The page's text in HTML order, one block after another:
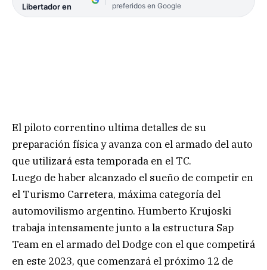
Libertador en
preferidos en Google
El piloto correntino ultima detalles de su
preparación física y avanza con el armado del auto
que utilizará esta temporada en el TC.
Luego de haber alcanzado el sueño de competir en
el Turismo Carretera, máxima categoría del
automovilismo argentino. Humberto Krujoski
trabaja intensamente junto a la estructura Sap
Team en el armado del Dodge con el que competirá
en este 2023, que comenzará el próximo 12 de